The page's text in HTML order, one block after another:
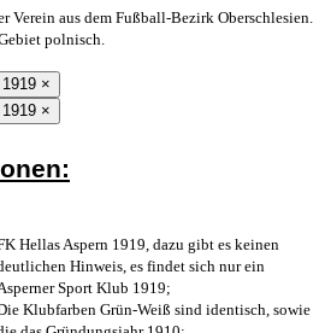
Verein aus dem Fußball-Bezirk Oberschlesien.
polnisch.
×
×
Hellas Aspern 1919, dazu gibt es keinen
Hinweis, es findet sich nur ein
Sport Klub 1919;
Klubfarben Grün-Weiß sind identisch, sowie